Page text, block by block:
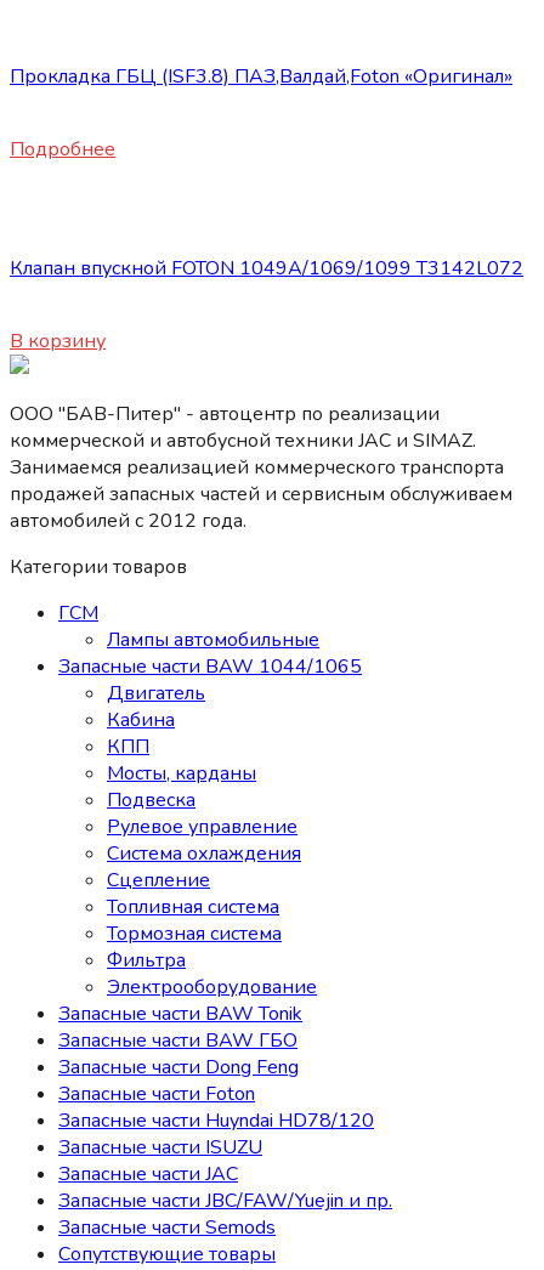
Прокладка ГБЦ (ISF3.8) ПАЗ,Валдай,Foton «Оригинал»
Подробнее
Клапан впускной FOTON 1049А/1069/1099 Т3142L072
В корзину
ООО "БАВ-Питер" - автоцентр по реализации
коммерческой и автобусной техники JAC и SIMAZ.
Занимаемся реализацией коммерческого транспорта
продажей запасных частей и сервисным обслуживаем
автомобилей c 2012 года.
Категории товаров
ГСМ
Лампы автомобильные
Запасные части BAW 1044/1065
Двигатель
Кабина
КПП
Мосты, карданы
Подвеска
Рулевое управление
Система охлаждения
Сцепление
Топливная система
Тормозная система
Фильтра
Электрооборудование
Запасные части BAW Tonik
Запасные части BAW ГБО
Запасные части Dong Feng
Запасные части Foton
Запасные части Huyndai HD78/120
Запасные части ISUZU
Запасные части JAC
Запасные части JBC/FAW/Yuejin и пр.
Запасные части Semods
Сопутствующие товары